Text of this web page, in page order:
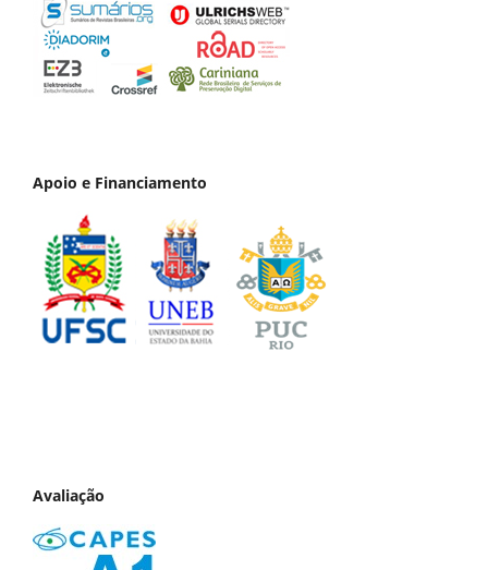
Apoio e Financiamento
Avaliação